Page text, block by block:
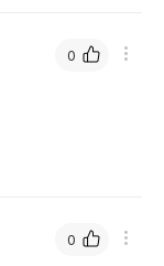
0
0